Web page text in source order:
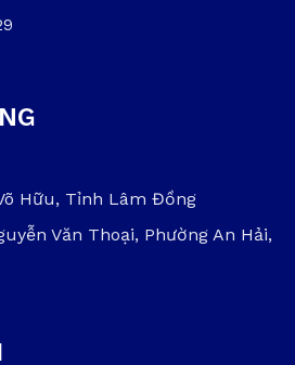
Hữu, Tỉnh Lâm Đồng
Văn Thoại, Phường An Hải,